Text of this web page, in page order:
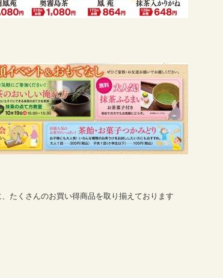
たくさんのお買い得商品を取り揃えております